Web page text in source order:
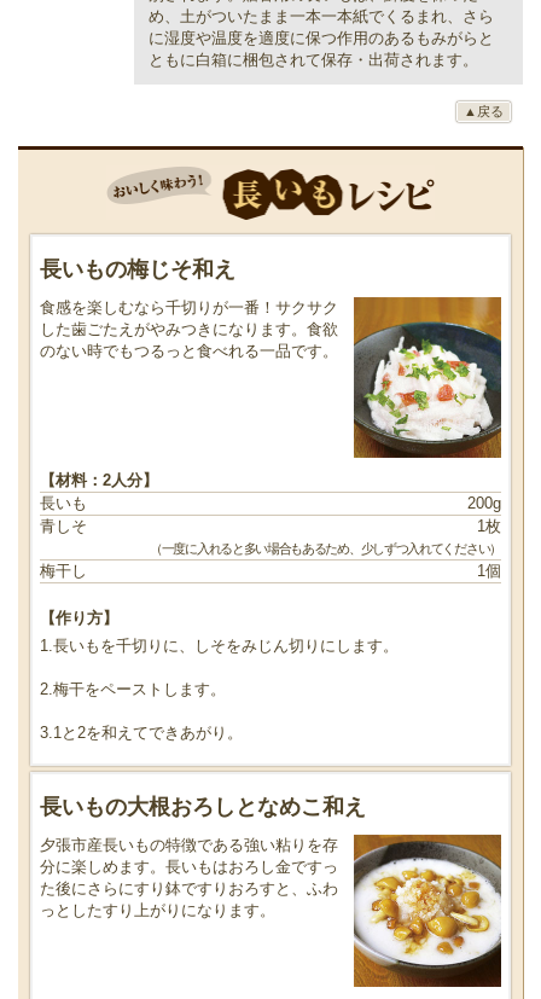
め、土がついたまま一本一本紙でくるまれ、さら
に湿度や温度を適度に保つ作用のあるもみがらと
ともに白箱に梱包されて保存・出荷されます。
▲戻る
長いもの梅じそ和え
食感を楽しむなら千切りが一番！サクサク
した歯ごたえがやみつきになります。食欲
のない時でもつるっと食べれる一品です。
【材料：2人分】
長いも
200g
青しそ
1枚
（一度に入れると多い場合もあるため、少しずつ入れてください）
梅干し 1個
【作り方】
1.長いもを千切りに、しそをみじん切りにします。
2.梅干をペーストします。
3.1と2を和えてできあがり。
長いもの大根おろしとなめこ和え
夕張市産長いもの特徴である強い粘りを存
分に楽しめます。長いもはおろし金ですっ
た後にさらにすり鉢ですりおろすと、ふわ
っとしたすり上がりになります。